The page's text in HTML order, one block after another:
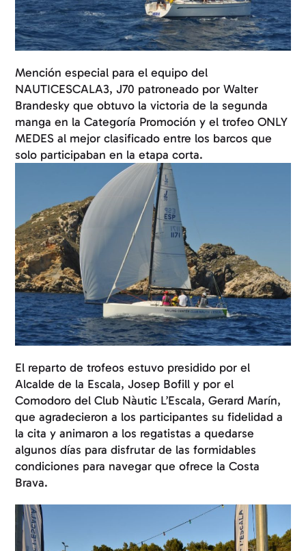
Mención especial para el equipo del
NAUTICESCALA3, J70 patroneado por Walter
Brandesky que obtuvo la victoria de la segunda
manga en la Categoría Promoción y el trofeo ONLY
MEDES al mejor clasificado entre los barcos que
solo participaban en la etapa corta.
El reparto de trofeos estuvo presidido por el
Alcalde de la Escala, Josep Bofill y por el
Comodoro del Club Nàutic L’Escala, Gerard Marín,
que agradecieron a los participantes su fidelidad a
la cita y animaron a los regatistas a quedarse
algunos días para disfrutar de las formidables
condiciones para navegar que ofrece la Costa
Brava.